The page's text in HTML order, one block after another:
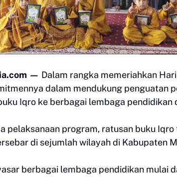
— Dalam rangka memeriahkan
dalam mendukung penguatan
Iqro ke berbagai lembaga pendidikan
pelaksanaan program, ratusan buku
di sejumlah wilayah di Kabupaten
berbagai lembaga pendidikan mulai